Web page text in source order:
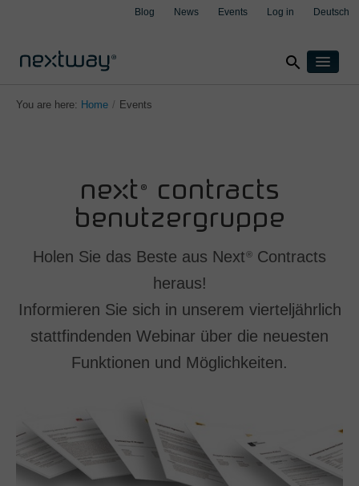
Blog News Events Deutsch
Log in
Products
Manufacturing
Transport & Logistics
Wealth management
By business need
Document Management
Document Archiving
search
You are here: Home / Events
ne<t® contracts
benutzergruppe
Holen Sie das Beste aus Next® Contracts
heraus!
Informieren Sie sich in unserem vierteljährlich
stattfindenden Webinar über die neuesten
Funktionen und Möglichkeiten.